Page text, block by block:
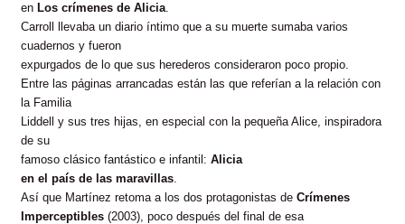
en Los crímenes de Alicia.
Carroll llevaba un diario íntimo que a su muerte sumaba varios
cuadernos y fueron
expurgados de lo que sus herederos consideraron poco propio.
Entre las páginas arrancadas están las que referían a la relación con
la Familia
Liddell y sus tres hijas, en especial con la pequeña Alice, inspiradora
de su
famoso clásico fantástico e infantil: Alicia
en el país de las maravillas.
Así que Martínez retoma a los dos protagonistas de Crímenes
Imperceptibles (2003), poco después del final de esa